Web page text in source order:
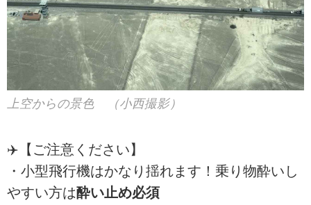
上空からの景色 （小西撮影）
✈️【ご注意ください】
・小型飛行機はかなり揺れます！乗り物酔いし
やすい方は酔い止め必須